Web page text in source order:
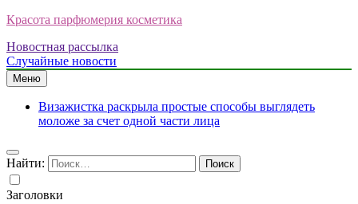
Красота парфюмерия косметика
Новостная рассылка
Случайные новости
Меню
Визажистка раскрыла простые способы выглядеть
моложе за счет одной части лица
Найти:
Заголовки